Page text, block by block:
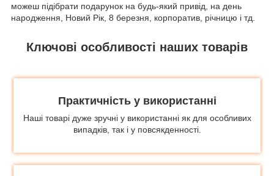
можеш підібрати подарунок на будь-який привід, на день
народження, Новий Рік, 8 березня, корпоратив, річницю і тд.
Ключові особливості наших товарів
Практичність у використанні
Наші товарі дуже зручні у використанні як для особливих
випадків, так і у повсякденності.